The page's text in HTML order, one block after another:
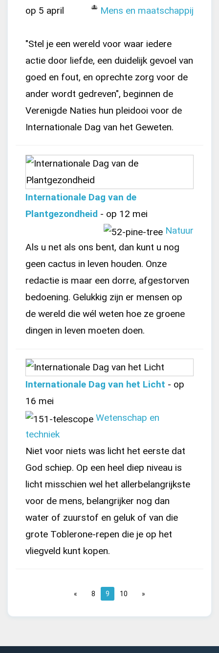
op 5 april
Mens en maatschappij
"Stel je een wereld voor waar iedere
actie door liefde, een duidelijk gevoel van
goed en fout, en oprechte zorg voor de
ander wordt gedreven", beginnen de
Verenigde Naties hun pleidooi voor de
Internationale Dag van het Geweten.
Internationale Dag van de
Plantgezondheid - op 12 mei
Natuur
Als u net als ons bent, dan kunt u nog
geen cactus in leven houden. Onze
redactie is maar een dorre, afgestorven
bedoening. Gelukkig zijn er mensen op
de wereld die wél weten hoe ze groene
dingen in leven moeten doen.
Internationale Dag van het Licht - op
16 mei
Wetenschap en
techniek
Niet voor niets was licht het eerste dat
God schiep. Op een heel diep niveau is
licht misschien wel het allerbelangrijkste
voor de mens, belangrijker nog dan
water of zuurstof en geluk of van die
grote Toblerone-repen die je op het
vliegveld kunt kopen.
8 9 10